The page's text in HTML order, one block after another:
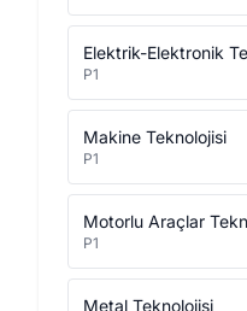
Elektrik-Elektronik
P1
Makine Teknolojisi
P1
Motorlu Araçlar
P1
Metal Teknolojisi